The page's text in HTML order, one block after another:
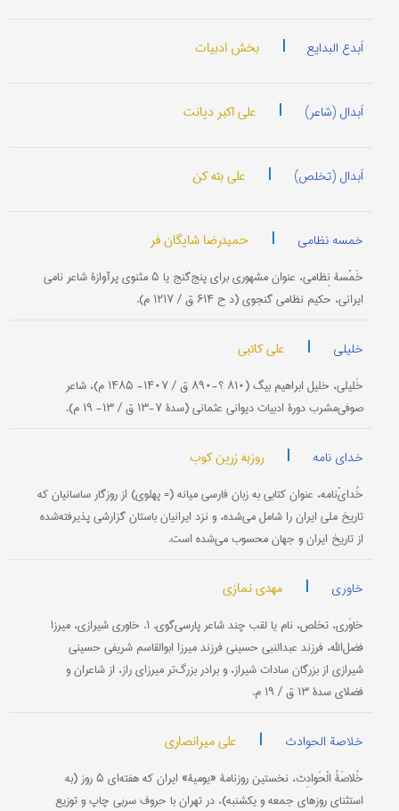
اَبدع البدایع | بخش ادبیات
اَبدال (شاعر) | علی اکبر دیانت
اَبدال (تخلص) | علی بته کن
خمسه نظامی | حمیدرضا شایگان فر
خَمْسۀ نِظامی، عنوان مشهوری برای پنج‌گنج یا ۵ مثنوی پرآوازۀ شاعر نامی
ایرانی، حکیم نظامی گنجوی (د ح ۶۱۴ ق / ۱۲۱۷ م).
خلیلی | علی کاتبی
خَلیلی، خلیل ابراهیم بیگ (۸۱۰ ؟-۸۹۰ ق / ۱۴۰۷- ۱۴۸۵ م)، شاعر
صوفی‌مشرب دورۀ ادبیات دیوانی عثمانی (سدۀ ۷-۱۳ ق / ۱۳- ۱۹ م).
خدای نامه | روزبه زرین کوب
خُدایْ‌نامه، عنوان کتابی به زبان فارسی میانه (= پهلوی) از روزگار ساسانیان که
تاریخ ملی ایران را شامل می‌شده، و نزد ایرانیان باستان گزارشی پذیرفته‌شده
از تاریخ ایران و جهان محسوب می‌شده است.
خاوری | مهدی نمازی
خاوَری، تخلص، نام یا لقب چند شاعر پارسی‌گوی. ۱. خاوری شیرازی، میرزا
فضل‌الله، فرزند عبدالنبی حسینی فرزند میرزا ابوالقاسم شریفی حسینی
شیرازی از بزرگان سادات شیراز، و برادر بزرگ‌تر میرزای راز، از شاعران و
فضلای سدۀ ۱۳ ق / ۱۹ م.
خلاصة الحوادث | علی میرانصاری
خُلاصَةُ ‌الْحَوادِث، نخستین روزنامۀ «یومیۀ» ایران که هفته‌ای ۵‌ روز (به‌
استثنای روزهای جمعه و یکشنبه)، در تهران با حروف سربی چاپ و توزیع